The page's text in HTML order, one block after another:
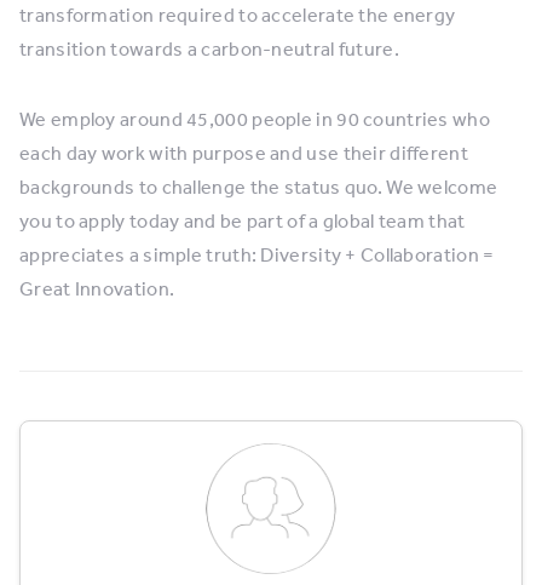
transformation required to accelerate the energy
transition towards a carbon-neutral future.
We employ around 45,000 people in 90 countries who
each day work with purpose and use their different
backgrounds to challenge the status quo. We welcome
you to apply today and be part of a global team that
appreciates a simple truth: Diversity + Collaboration =
Great Innovation.